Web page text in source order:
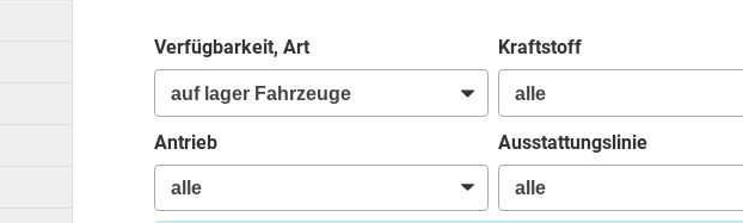
Verfügbarkeit, Art Kraftstoff
Antrieb Ausstattungslinie